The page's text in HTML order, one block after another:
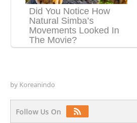
by Koreanindo
Follow Us On